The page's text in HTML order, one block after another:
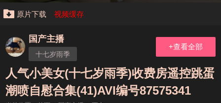
原片下载 视频缓存
国产主播
十七岁雨季
+查看全部
人气小美女(十七岁雨季)收费房遥控跳蛋
潮喷自慰合集(41)AVI编号87575341
本站大事件(19j网站发展历程)